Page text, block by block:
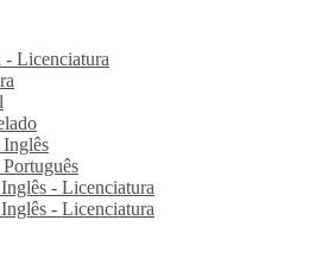
- Licenciatura
- Licenciatura
- Licenciatura